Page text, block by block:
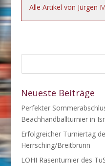
Alle Artikel von Jürgen
Neueste Beiträge
Perfekter
Beachhandballturnier in
Erfolgreicher Turniertag
Herrsching/Breitbrunn
LOHI Rasenturnier des